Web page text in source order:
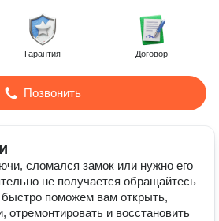
Гарантия Договор
Позвонить
сломался замок или нужно его
не получается обращайтесь
поможем вам открыть,
отремонтировать и восстановить